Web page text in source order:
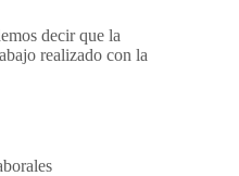
decir que la
realizado con la